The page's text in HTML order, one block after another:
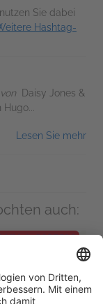
Sie dabei
Hashtag-
Daisy Jones &
Lesen Sie mehr
auch: